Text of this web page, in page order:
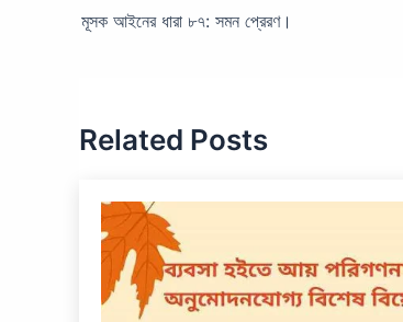
মূসক আইনের ধারা ৮৭: সমন প্রেরণ।
Related Posts